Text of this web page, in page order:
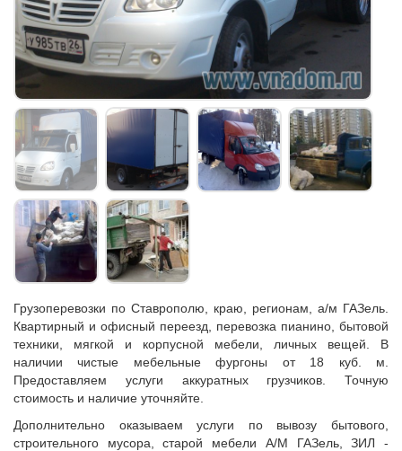
Грузоперевозки по Ставрополю, краю, регионам, а/м ГАЗель.
Квартирный и офисный переезд, перевозка пианино, бытовой
техники, мягкой и корпусной мебели, личных вещей. В
наличии чистые мебельные фургоны от 18 куб. м.
Предоставляем услуги аккуратных грузчиков. Точную
стоимость и наличие уточняйте.
Дополнительно оказываем услуги по вывозу бытового,
строительного мусора, старой мебели А/М ГАЗель, ЗИЛ -